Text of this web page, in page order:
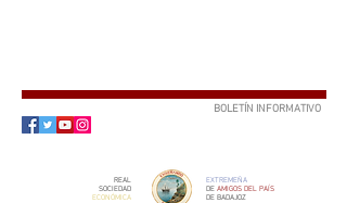
BOLETÍN INFORMATIVO
REAL
SOCIEDAD
ECONÓMICA
EXTREMEÑA
DE AMIGOS DEL PAÍS
DE BADAJOZ